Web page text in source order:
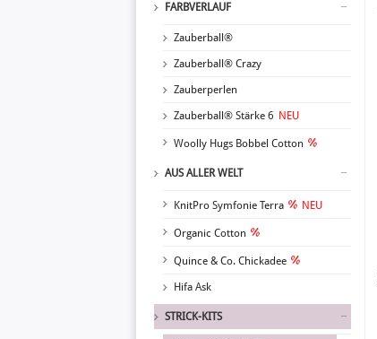
FARBVERLAUF
Zauberball®
Zauberball® Crazy
Zauberperlen
Zauberball® Stärke 6 NEU
Woolly Hugs Bobbel Cotton
AUS ALLER WELT
KnitPro Symfonie Terra NEU
Organic Cotton
Quince & Co. Chickadee
Hifa Ask
STRICK-KITS